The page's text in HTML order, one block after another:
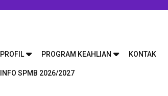
PROFIL PROGRAM KEAHLIAN KONTAK
INFO SPMB 2026/2027